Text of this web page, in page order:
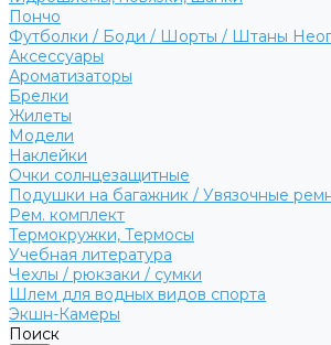
Пончо
Футболки / Боди / Шорты / Штаны
Аксессуары
Ароматизаторы
Брелки
Жилеты
Модели
Наклейки
Очки солнцезащитные
Подушки на багажник / Увязочные
Рем. комплект
Термокружки, Термосы
Учебная литература
Чехлы / рюкзаки / сумки
Шлем для водных видов спорта
Экшн-Камеры
Поиск